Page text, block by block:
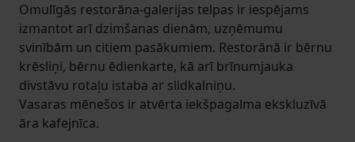
Omulīgās restorāna-galerijas telpas ir iespējams
izmantot arī dzimšanas dienām, uzņēmumu
svinībām un citiem pasākumiem. Restorānā ir bērnu
krēsliņi, bērnu ēdienkarte, kā arī brīnumjauka
divstāvu rotaļu istaba ar slidkalniņu.
Vasaras mēnešos ir atvērta iekšpagalma ekskluzīvā
āra kafejnīca.